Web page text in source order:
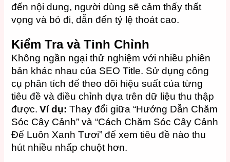
đến nội dung, người dùng sẽ cảm thấy thất
vọng và bỏ đi, dẫn đến tỷ lệ thoát cao.
Kiểm Tra và Tinh Chỉnh
Không ngần ngại thử nghiệm với nhiều phiên
bản khác nhau của SEO Title. Sử dụng công
cụ phân tích để theo dõi hiệu suất của từng
tiêu đề và điều chỉnh dựa trên dữ liệu thu thập
được. Ví dụ: Thay đổi giữa “Hướng Dẫn Chăm
Sóc Cây Cảnh” và “Cách Chăm Sóc Cây Cảnh
Để Luôn Xanh Tươi” để xem tiêu đề nào thu
hút nhiều nhấp chuột hơn.